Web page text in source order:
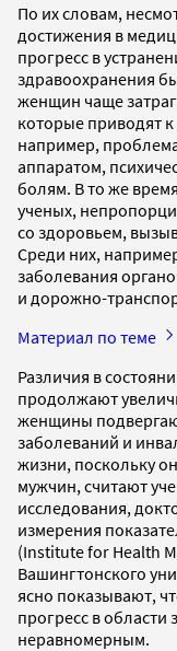
По их словам,
достижения в
прогресс в
здравоохранения
женщин чаще
которые приводят
например,
аппаратом,
болям. В то же
ученых,
со здоровьем,
Среди них,
заболевания
и дорожно-
Материал по теме
Различия в
продолжают
женщины
заболеваний и
жизни, поскольку
мужчин, считают
исследования,
измерения
(Institute for Health
Вашингтонского
ясно показывают,
прогресс в
неравномерным.